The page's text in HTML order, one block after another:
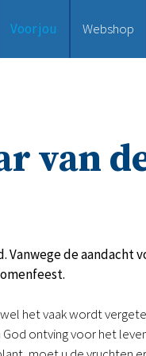
Voor jou Webshop
van
de aandacht
het vaak wordt
ontving voor het